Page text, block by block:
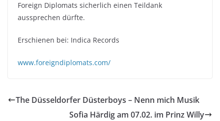
Foreign Diplomats sicherlich einen Teildank
aussprechen dürfte.
Erschienen bei: Indica Records
www.foreigndiplomats.com/
The Düsseldorfer Düsterboys – Nenn mich Musik
Sofia Härdig am 07.02. im Prinz Willy